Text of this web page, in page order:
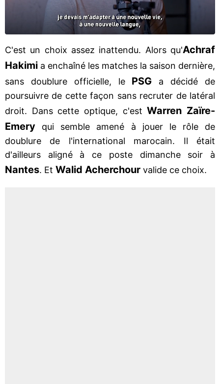
C'est un choix assez inattendu. Alors qu'Achraf
Hakimi a enchaîné les matches la saison dernière,
sans doublure officielle, le PSG
a décidé de
poursuivre de cette façon sans recruter de latéral
droit. Dans cette optique, c'estWarren Zaïre-
Emery qui semble amené à jouer le rôle de
doublure de l'international marocain. Il était
d'ailleurs aligné à ce poste dimanche soir à
Nantes. Et Walid Acherchour valide ce choix.